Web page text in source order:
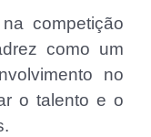
competição
como um
no
o talento e o